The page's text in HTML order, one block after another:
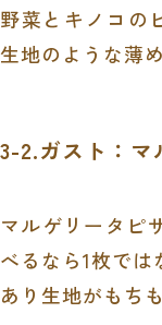
野菜とキノコの
生地のような薄
3-2.ガスト：マ
マルゲリータピ
べるなら1枚では
あり生地がもち